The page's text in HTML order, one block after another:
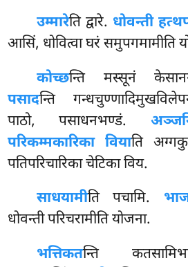
उम्मारेति द्वारे. धोवन्ती
आसिं, धोवित्वा घरं समुपगमामीति
कोच्छन्ति मस्सूनं
पसादन्ति
पाठो, पसाधनभण्डं.
परिकम्मकारिका वियाति
पतिपरिचारिका चेटिका विय.
साधयामीति पचामि.
धोवन्ती परिचरामीति योजना.
भत्तिकतन्ति